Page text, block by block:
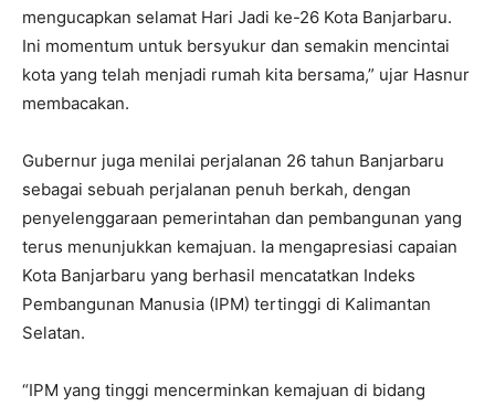
mengucapkan selamat Hari Jadi ke-26 Kota Banjarbaru.
Ini momentum untuk bersyukur dan semakin mencintai
kota yang telah menjadi rumah kita bersama,” ujar Hasnur
membacakan.
Gubernur juga menilai perjalanan 26 tahun Banjarbaru
sebagai sebuah perjalanan penuh berkah, dengan
penyelenggaraan pemerintahan dan pembangunan yang
terus menunjukkan kemajuan. Ia mengapresiasi capaian
Kota Banjarbaru yang berhasil mencatatkan Indeks
Pembangunan Manusia (IPM) tertinggi di Kalimantan
Selatan.
“IPM yang tinggi mencerminkan kemajuan di bidang